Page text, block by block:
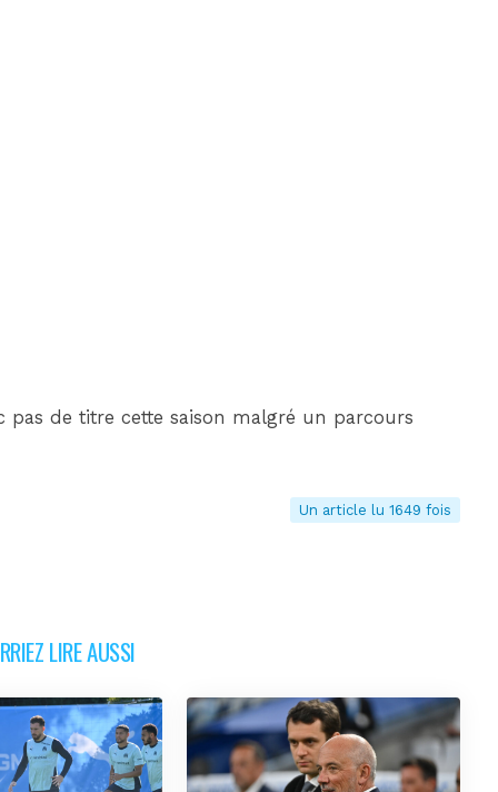
pas de titre cette saison malgré un parcours
Un article lu 1649 fois
LIRE AUSSI